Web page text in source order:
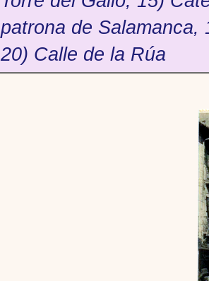
patrona de Salamanca,
20) Calle de la Rúa